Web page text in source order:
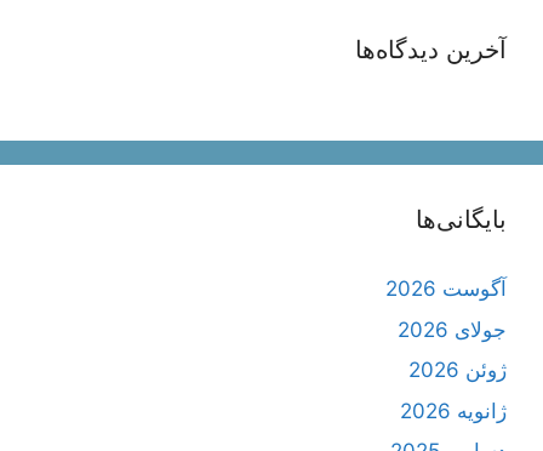
آخرین دیدگاه‌ها
بایگانی‌ها
آگوست 2026
جولای 2026
ژوئن 2026
ژانویه 2026